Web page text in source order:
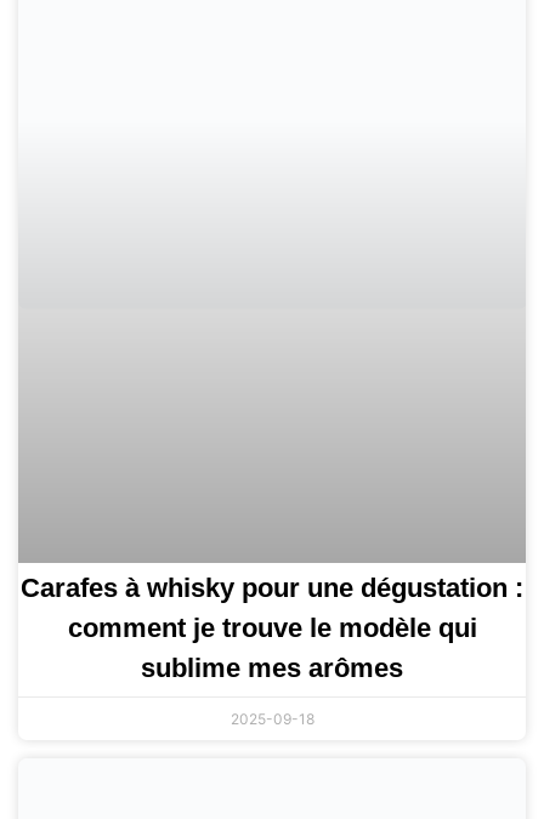
Carafes à whisky pour une dégustation :
comment je trouve le modèle qui
sublime mes arômes
2025-09-18